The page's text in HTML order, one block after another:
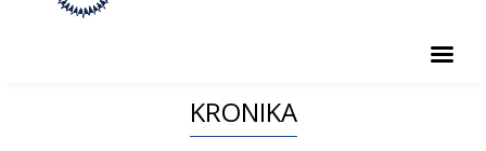
KRONIKA